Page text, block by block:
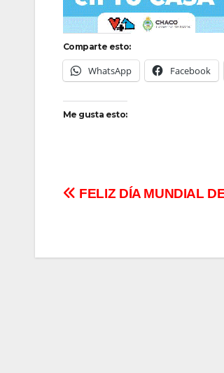
Comparte esto:
WhatsApp Facebook
Me gusta esto:
Navegación
entradas
FELIZ DÍA MUNDIAL